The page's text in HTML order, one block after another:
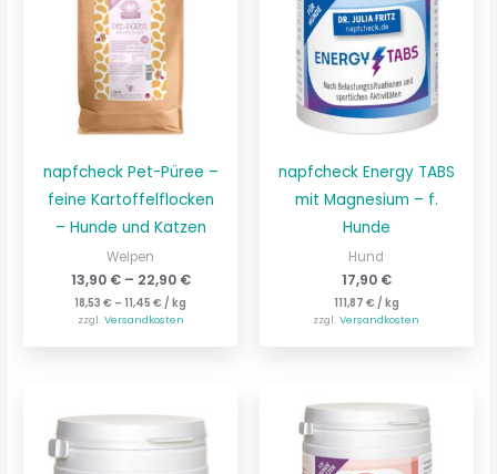
napfcheck Pet-Püree –
feine Kartoffelflocken
– Hunde und Katzen
Welpen
13,90 €– 22,90 €
18,53€ –11,45€ /kg
zzgl. Versandkosten
napfcheck Energy TABS
mit Magnesium – f.
Hunde
Hund
17,90 €
111,87 € / kg
zzgl.Versandkosten